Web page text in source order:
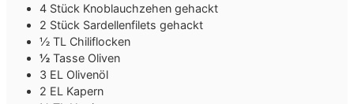
4 Stück Knoblauchzehen gehackt
2 Stück Sardellenfilets gehackt
½ TL Chiliflocken
½ Tasse Oliven
3 EL Olivenöl
2 EL Kapern